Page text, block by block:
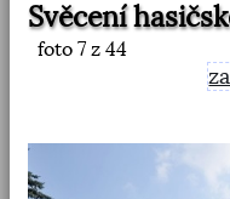
Svěcení
foto 7 z 44